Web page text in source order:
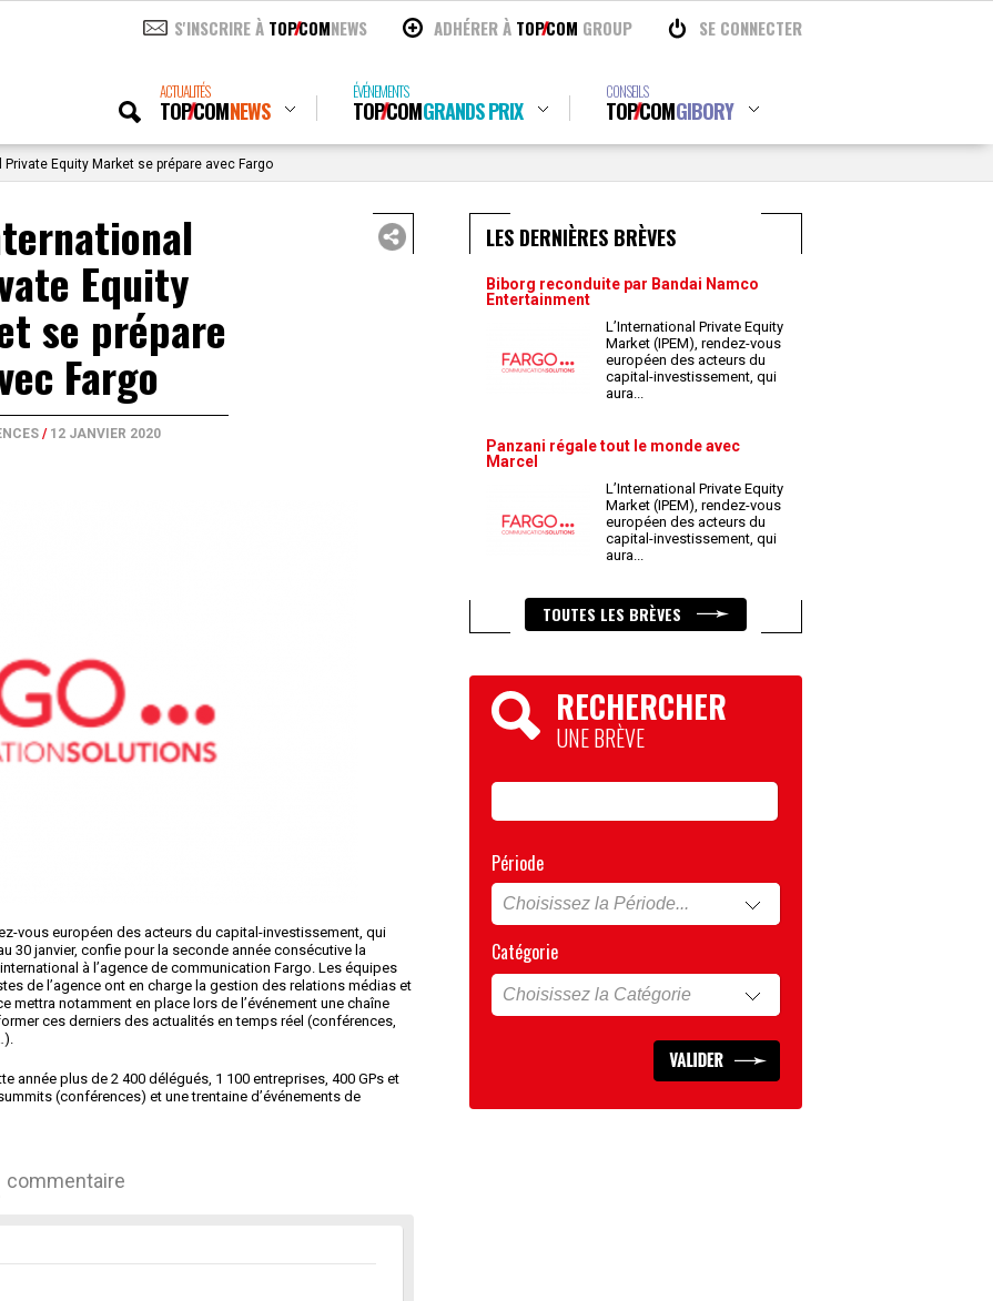
S'INSCRIRE À TOPCOMNEWS ADHÉRER À TOPCOM GROUP SE CONNECTER
ACTUALITÉS
TOPCOMNEWS
ÉVÉNEMENTS
TOPCOMGRANDS PRIX
CONSEILS
TOPCOMGIBORY
Private Equity Market se prépare avec Fargo
Equity
se prépare
Fargo
/ 12 JANVIER 2020
vous européen des acteurs du capital-investissement, qui
30 janvier, confie pour la seconde année consécutive la
à l’agence de communication Fargo. Les équipes
de l’agence ont en charge la gestion des relations médias et
mettra notamment en place lors de l’événement une chaîne
ces derniers des actualités en temps réel (conférences,
année plus de 2 400 délégués, 1 100 entreprises, 400 GPs et
(conférences) et une trentaine d’événements de
commentaire
LES DERNIÈRES BRÈVES
Biborg reconduite par Bandai Namco
Entertainment
L’International Private Equity
Market (IPEM), rendez-vous
européen des acteurs du
capital-investissement, qui
aura...
Panzani régale tout le monde avec
Marcel
L’International Private Equity
Market (IPEM), rendez-vous
européen des acteurs du
capital-investissement, qui
aura...
TOUTES LES BRÈVES
RECHERCHER
UNE BRÈVE
Période
Catégorie